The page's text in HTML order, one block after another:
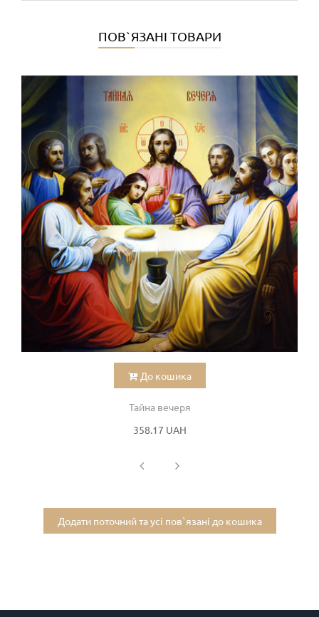
ПОВ`ЯЗАНІ ТОВАРИ
До кошика
Тайна вечеря
358.17 UAH
Додати поточний та усі пов`язані до кошика